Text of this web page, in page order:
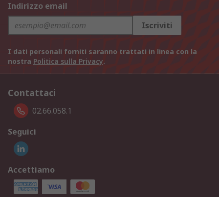
Indirizzo email
Iscriviti
I dati personali forniti saranno trattati in linea con la
nostra Politica sulla Privacy.
Contattaci
02.66.058.1
Seguici
Accettiamo